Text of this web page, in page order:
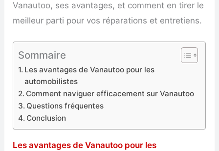
Vanautoo, ses avantages, et comment en tirer le
meilleur parti pour vos réparations et entretiens.
Sommaire
Les avantages de Vanautoo pour les
automobilistes
Comment naviguer efficacement sur Vanautoo
Questions fréquentes
Conclusion
Les avantages de Vanautoo pour les